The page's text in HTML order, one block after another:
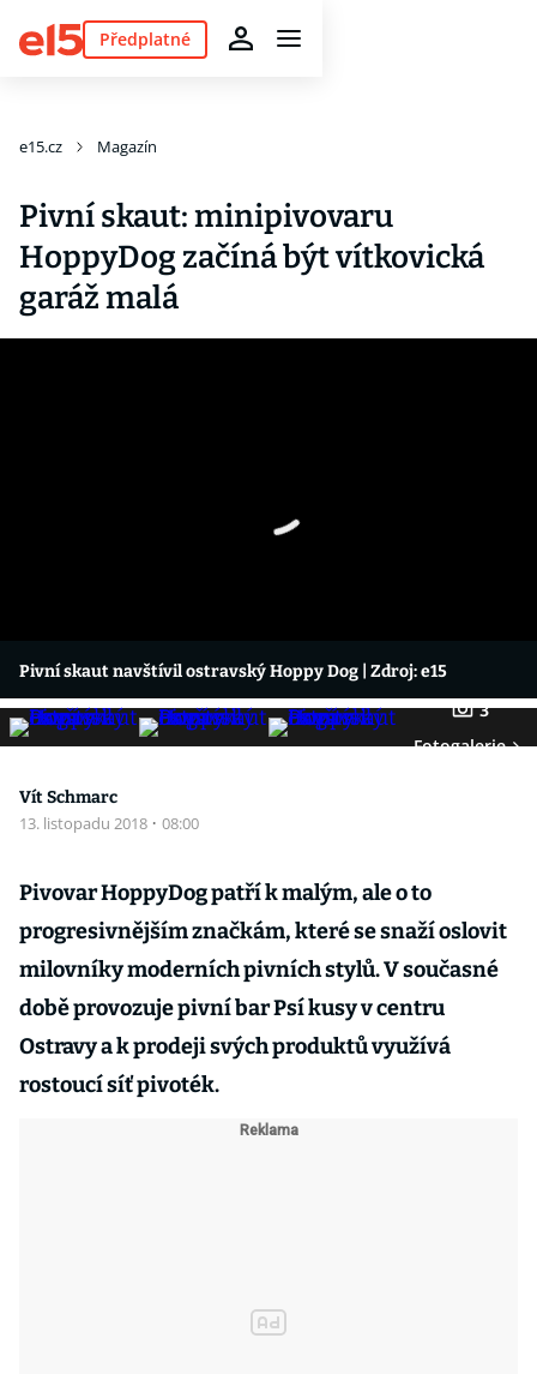
Předplatné
e15.cz Magazín
Pivní skaut: minipivovaru
HoppyDog začíná být vítkovická
garáž malá
Pivní skaut navštívil ostravský Hoppy Dog | Zdroj: e15
3
Fotogalerie
Vít Schmarc
13. listopadu 2018 · 08:00
Pivovar HoppyDog patří k malým, ale o to
progresivnějším značkám, které se snaží oslovit
milovníky moderních pivních stylů. V současné
době provozuje pivní bar Psí kusy v centru
Ostravy a k prodeji svých produktů využívá
rostoucí síť pivoték.